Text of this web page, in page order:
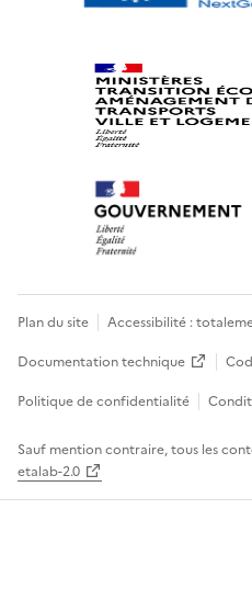
Plan du site Accessibilité :
Documentation technique
Politique de confidentialité
Sauf mention contraire, tous les
etalab-2.0